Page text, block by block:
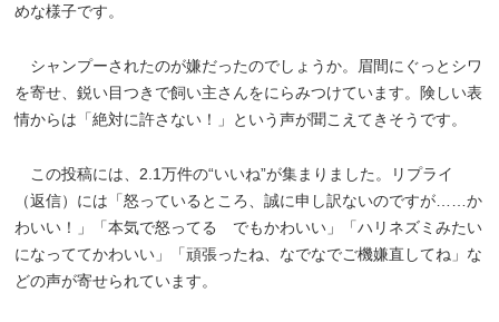
めな様子です。
シャンプーされたのが嫌だったのでしょうか。眉間にぐっとシワ
を寄せ、鋭い目つきで飼い主さんをにらみつけています。険しい表
情からは「絶対に許さない！」という声が聞こえてきそうです。
この投稿には、2.1万件の“いいね”が集まりました。リプライ
（返信）には「怒っているところ、誠に申し訳ないのですが……か
わいい！」「本気で怒ってる でもかわいい」「ハリネズミみたい
になっててかわいい」「頑張ったね、なでなでご機嫌直してね」な
どの声が寄せられています。